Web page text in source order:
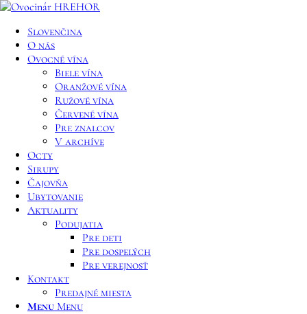
Slovenčina
O nás
Ovocné vína
Biele vína
Oranžové vína
Ružové vína
Červené vína
Pre znalcov
V archíve
Octy
Sirupy
Čajovňa
Ubytovanie
Aktuality
Podujatia
Pre deti
Pre dospelých
Pre verejnosť
Kontakt
Predajné miesta
Menu Menu